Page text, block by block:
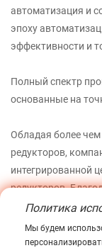
автоматизация и
эпоху
эффективности и
Полный спектр
основанные на
Обладая более
редукторов,
интегрированной
редукторов.
строгим системам
соответствие
стандартам.
Политика
Мы будем